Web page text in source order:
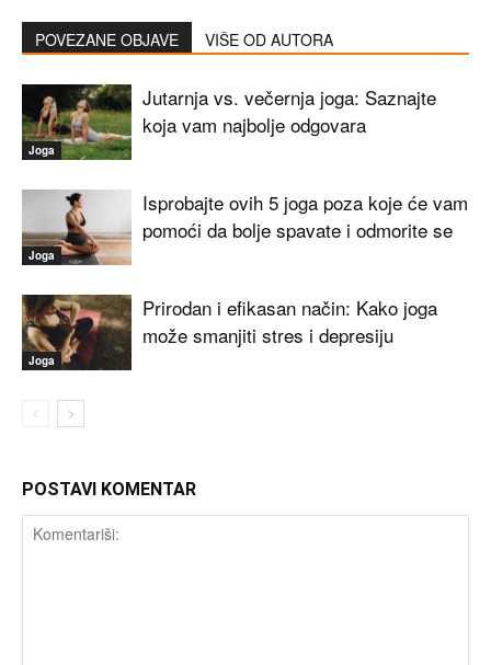
POVEZANE OBJAVE VIŠE OD AUTORA
Joga
Jutarnja vs. večernja joga: Saznajte
koja vam najbolje odgovara
Joga
Isprobajte ovih 5 joga poza koje će vam
pomoći da bolje spavate i odmorite se
Joga
Prirodan i efikasan način: Kako joga
može smanjiti stres i depresiju
POSTAVI KOMENTAR